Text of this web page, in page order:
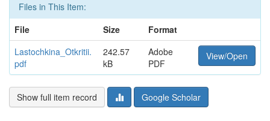
Files in This Item:
File
Size
Format
Lastochkina_Otkritii.
pdf
242.57
kB
Adobe
PDF
View/Open
Show full item record Google Scholar